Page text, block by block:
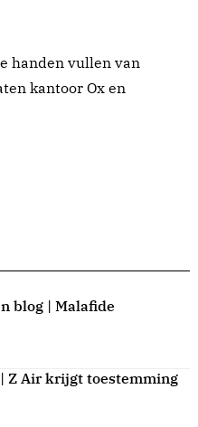
handen vullen van
kantoor Ox en
blog | Malafide
Z Air krijgt toestemming